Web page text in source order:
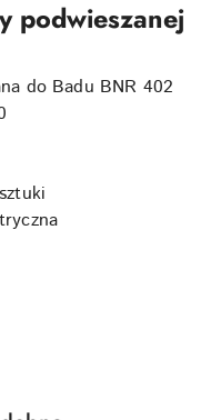
podwieszanej
do Badu BNR 402